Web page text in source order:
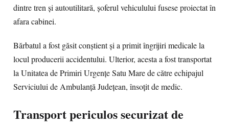
dintre tren și autoutilitară, șoferul vehiculului fusese proiectat în
afara cabinei.
Bărbatul a fost găsit conștient și a primit îngrijiri medicale la
locul producerii accidentului. Ulterior, acesta a fost transportat
la Unitatea de Primiri Urgențe Satu Mare de către echipajul
Serviciului de Ambulanță Județean, însoțit de medic.
Transport periculos securizat de